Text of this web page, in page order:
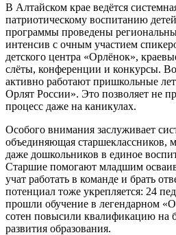
В Алтайском крае ведётся
патриотическому воспитанию
программы проведены
интенсив с очным участием
детского центра «Орлёнок»,
слёты, конференции и конкурсы.
активно работают пришкольные
Орлят России». Это позволяет не
процесс даже на каникулах.
Особого внимания заслуживает
объединяющая старшеклассников,
даже дошкольников в единое
Старшие помогают младшим
учат работать в команде и брать
потенциал тоже укрепляется: 24
прошли обучение в легендарном
сотен повысили квалификацию на
развития образования.